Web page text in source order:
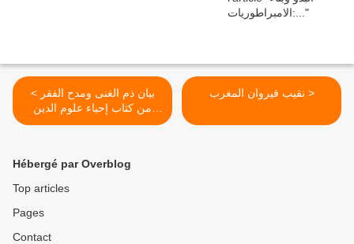
< بيان ذم الغنى ومدح الفقر
من كتاب إحياء علوم الدين
للإمام الغزالي
نقيب قيروان المغرب >
Hébergé par Overblog
Top articles
Pages
Contact